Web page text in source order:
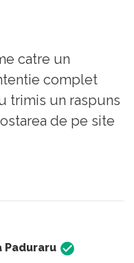
catre un
complet
trimis un raspuns
de pe site
mi ca nu
intocmai
Momentul
Paduraru